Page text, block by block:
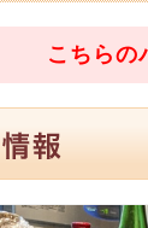
こちらの